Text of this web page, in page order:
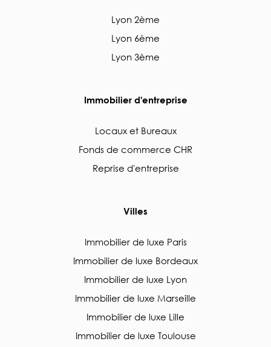
Lyon 2ème
Lyon 6ème
Lyon 3ème
Immobilier d'entreprise
Locaux et Bureaux
Fonds de commerce CHR
Reprise d'entreprise
Villes
Immobilier de luxe Paris
Immobilier de luxe Bordeaux
Immobilier de luxe Lyon
Immobilier de luxe Marseille
Immobilier de luxe Lille
Immobilier de luxe Toulouse